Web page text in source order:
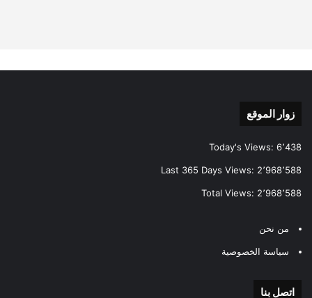
زوار الموقع
Today's Views: 6٬438
Last 365 Days Views: 2٬968٬588
Total Views: 2٬968٬588
من نحن
سياسة الخصوصية
اتصل بنا